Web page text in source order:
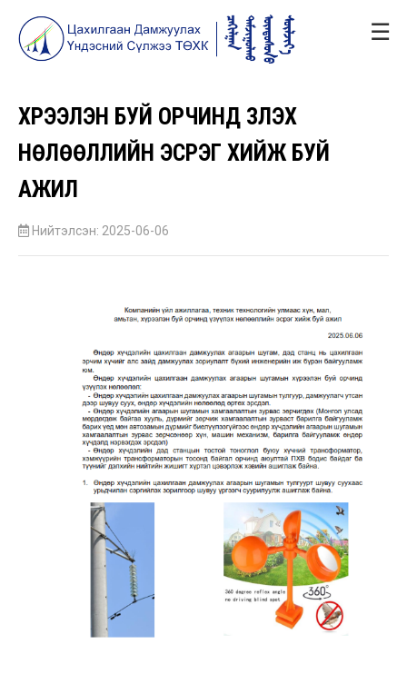
☰
ХҮРЭЭЛЭН БУЙ ОРЧИНД ҮЗҮҮЛЭХ
НӨЛӨӨЛЛИЙН ЭСРЭГ ХИЙЖ БУЙ
АЖИЛ
Нийтэлсэн: 2025-06-06